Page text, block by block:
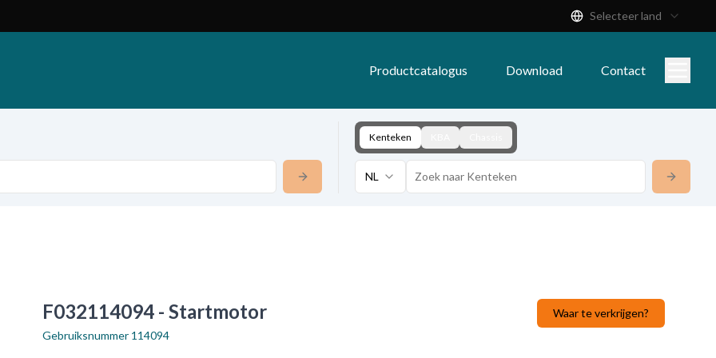
Selecteer land
Productcatalogus Download Contact
Kenteken
NL
F032114094 - Startmotor
Waar te verkrijgen?
Gebruiksnummer 114094